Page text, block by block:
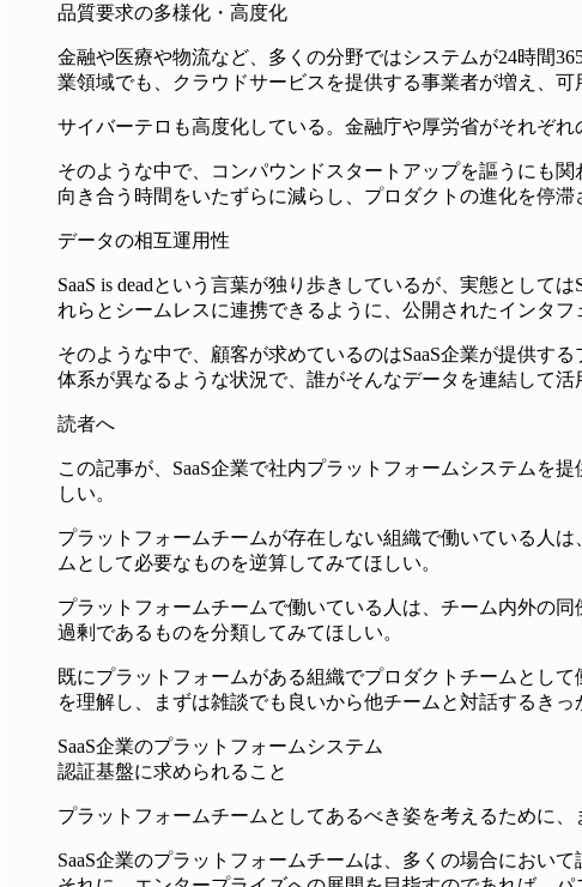
品質要求の多様化・高度化
金融や医療や物流など、多くの分野ではシステムが24時間
業領域でも、クラウドサービスを提供する事業者が増え、可
サイバーテロも高度化している。金融庁や厚労省がそれぞ
そのような中で、コンパウンドスタートアップを謳うにも
向き合う時間をいたずらに減らし、プロダクトの進化を停滞
データの相互運用性
SaaS is deadという言葉が独り歩きしているが、実態として
れらとシームレスに連携できるように、公開されたインタ
そのような中で、顧客が求めているのはSaaS企業が提供す
体系が異なるような状況で、誰がそんなデータを連結して
読者へ
この記事が、SaaS企業で社内プラットフォームシステムを
しい。
プラットフォームチームが存在しない組織で働いている人
ムとして必要なものを逆算してみてほしい。
プラットフォームチームで働いている人は、チーム内外の
過剰であるものを分類してみてほしい。
既にプラットフォームがある組織でプロダクトチームとし
を理解し、まずは雑談でも良いから他チームと対話するきっ
SaaS企業のプラットフォームシステム
認証基盤に求められること
プラットフォームチームとしてあるべき姿を考えるために
SaaS企業のプラットフォームチームは、多くの場合におい